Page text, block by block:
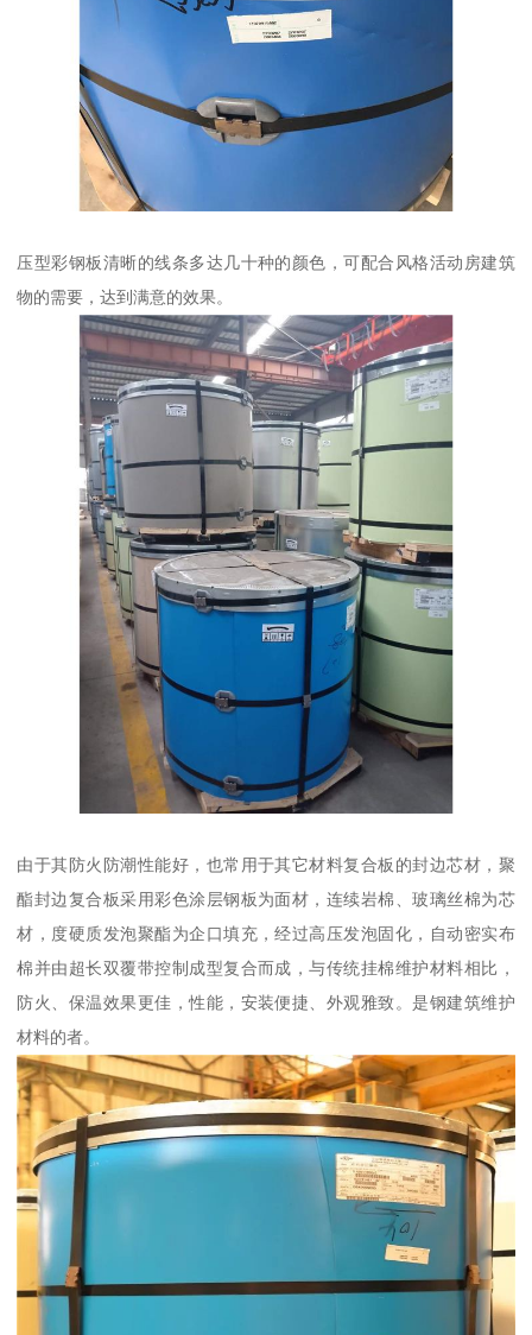
压型彩钢板清晰的线条多达几十种的颜色，可配合风格活动房建筑
物的需要，达到满意的效果。
由于其防火防潮性能好，也常用于其它材料复合板的封边芯材，聚
酯封边复合板采用彩色涂层钢板为面材，连续岩棉、玻璃丝棉为芯
材，度硬质发泡聚酯为企口填充，经过高压发泡固化，自动密实布
棉并由超长双覆带控制成型复合而成，与传统挂棉维护材料相比，
防火、保温效果更佳，性能，安装便捷、外观雅致。是钢建筑维护
材料的者。